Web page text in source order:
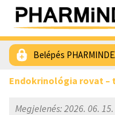
Belépés
Endokrinológia rovat –
Megjelenés: 2026. 06.